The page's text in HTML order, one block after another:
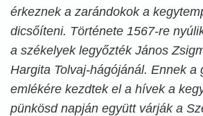
érkeznek a zarándokok a
dicsőíteni. Története 1567-re
a székelyek legyőzték János
Hargita Tolvaj-hágójánál. Ennek a
emlékére kezdtek el a hívek a
pünkösd napján együtt várják a